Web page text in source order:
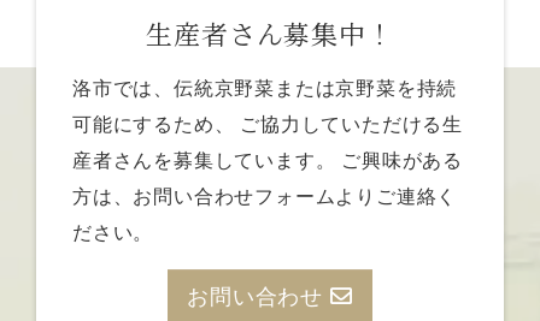
生産者さん募集中！
洛市では、伝統京野菜または京野菜を持続
可能にするため、
ご協力していただける生
産者さんを募集しています。
ご興味がある
方は、お問い合わせフォームよりご連絡く
ださい。
お問い合わせ